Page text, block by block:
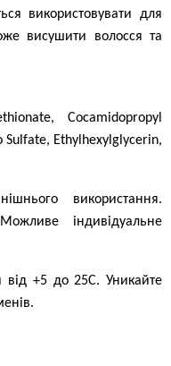
використовувати для
висушити волосся та
Cocamidopropyl
Sulfate, Ethylhexylglycerin,
використання.
індивідуальне
від +5 до 25С. Уникайте